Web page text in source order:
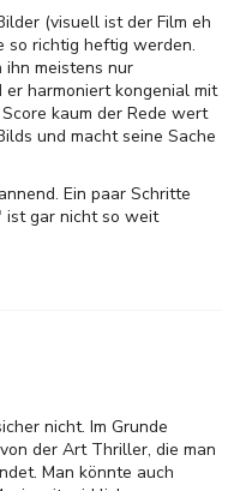
(visuell ist der Film eh
so richtig heftig werden.
ihn meistens nur
harmoniert kongenial mit
kaum der Rede wert
und macht seine Sache
Ein paar Schritte
ist gar nicht so weit
nicht. Im Grunde
der Art Thriller, die man
Man könnte auch